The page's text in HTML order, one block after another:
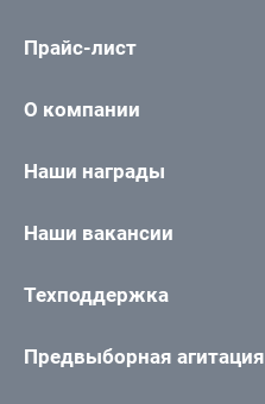
Прайс-лист
О компании
Наши награды
Наши вакансии
Техподдержка
Предвыборная агитация